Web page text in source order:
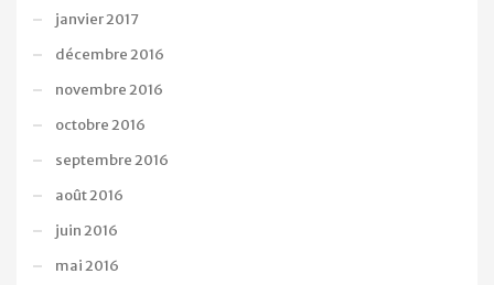
janvier 2017
décembre 2016
novembre 2016
octobre 2016
septembre 2016
août 2016
juin 2016
mai 2016